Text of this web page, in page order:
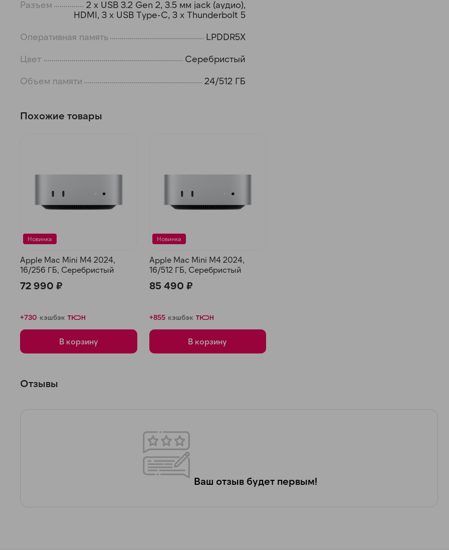
Разъем
2 x USB 3.2 Gen 2, 3.5 мм jack (аудио),
HDMI, 3 x USB Type-C, 3 x Thunderbolt 5
Оперативная память
LPDDR5X
Цвет
Серебристый
Объем памяти
24/512 ГБ
Похожие товары
Новинка
Apple Mac Mini M4 2024,
16/256 ГБ, Серебристый
72 990 ₽
+730 кэшбэк
В корзину
Новинка
Apple Mac Mini M4 2024,
16/512 ГБ, Серебристый
85 490 ₽
+855 кэшбэк
В корзину
Отзывы
Ваш отзыв будет первым!